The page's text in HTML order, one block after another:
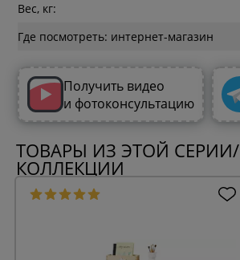
Вес, кг:
Где посмотреть: интернет-магазин
Получить видео
и фотоконсультацию
ТОВАРЫ ИЗ ЭТОЙ СЕРИИ/
КОЛЛЕКЦИИ